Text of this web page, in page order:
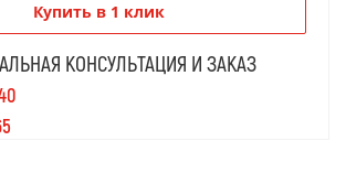
Купить в 1 клик
КОНСУЛЬТАЦИЯ И ЗАКАЗ